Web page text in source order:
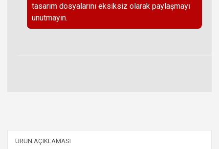
tasarım dosyalarını eksiksiz olarak paylaşmayı
unutmayın.
ÜRÜN AÇIKLAMASI